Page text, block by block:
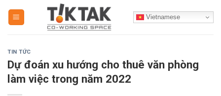
Vietnamese
TIN TỨC
Dự đoán xu hướng cho thuê văn phòng
làm việc trong năm 2022